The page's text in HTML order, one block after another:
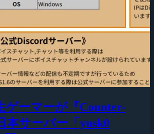
ゲーマーが『Counter-
本サーバー「yusk0